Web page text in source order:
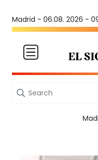
Madrid - 06.08. 2026 -